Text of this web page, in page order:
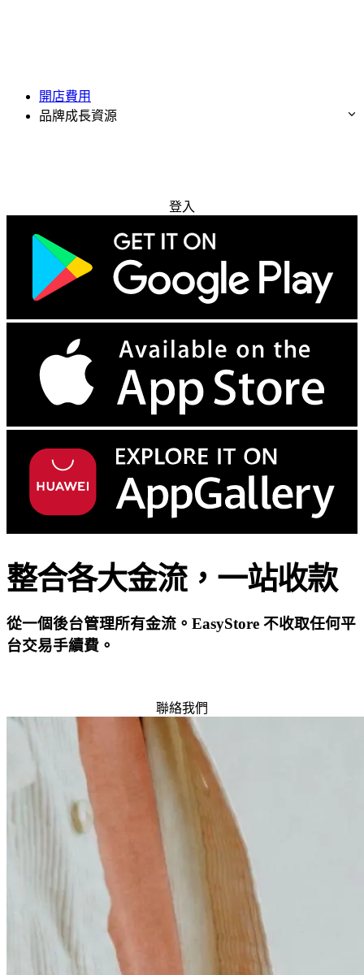
開店費用
品牌成長資源
登入
整合各大金流， 一站收款
從一個後台管理所有金流。EasyStore 不收取任何平
台交易手續費。
聯絡我們